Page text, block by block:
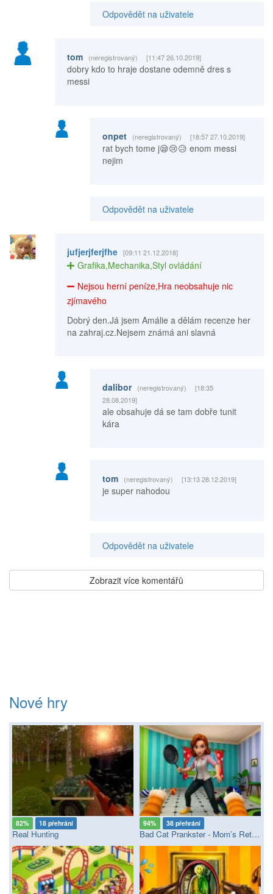
Odpovědět na uživatele
tom (neregistrovaný) [11:47 26.10.2019]
dobry kdo to hraje dostane odemně dres s
messi
onpet (neregistrovaný) [18:57 27.10.2019]
rat bych tome j😪😢😥 enom messi
nejim
Odpovědět na uživatele
jufjerjferjfhe [09:11 21.12.2018]
Grafika,Mechanika,Styl ovládání
Nejsou herní peníze,Hra neobsahuje nic
zjímavého
Dobrý den.Já jsem Amálie a dělám recenze her
na zahraj.cz.Nejsem známá ani slavná
dalibor (neregistrovaný)
[18:35
28.08.2019]
ale obsahuje dá se tam dobře tunit
kára
tom (neregistrovaný) [13:13 28.12.2019]
je super nahodou
Odpovědět na uživatele
Zobrazit více komentářů
Nové hry
82% 18 přehrání
Real Hunting
94% 38 přehrání
Bad Cat Prankster - Mom’s Return